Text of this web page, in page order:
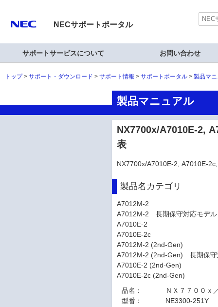
NECサポートポータル
サポートサービスについて お問い合わせ
トップ サポート・ダウンロード サポート情報 サポートポータル 製品マ
製品マニュアル
NX7700x/A7010E-2,
表
NX7700x/A7010E-2, A7010E-
製品名カテゴリ
A7012M-2
A7012M-2 長期保守対応モデル
A7010E-2
A7010E-2c
A7012M-2 (2nd-Gen)
A7012M-2 (2nd-Gen) 長期保守
A7010E-2 (2nd-Gen)
A7010E-2c (2nd-Gen)
品名：
ＮＸ７７００
型番：
NE3300-251Y